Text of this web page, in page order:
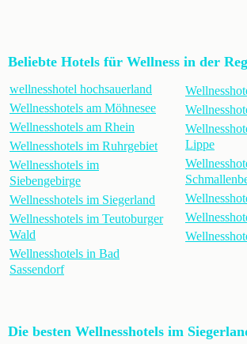
Beliebte Hotels für Wellness in der
wellnesshotel hochsauerland
Wellnesshotels am Möhnesee
Wellnesshotels am Rhein
Wellnesshotels im Ruhrgebiet
Wellnesshotels im
Siebengebirge
Wellnesshotels im Siegerland
Wellnesshotels im Teutoburger
Wald
Wellnesshotels in Bad
Sassendorf
Lippe
Die besten Wellnesshotels im